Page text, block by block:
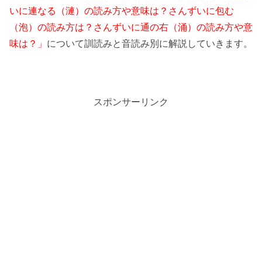
いに連なる（漣）の読み方や意味は？さんずいに包む
（泡）の読み方は？さんずいに通の右（涌）の読み方や意
味は？」 について訓読みと音読み別に解説していきます。
スポンサーリンク